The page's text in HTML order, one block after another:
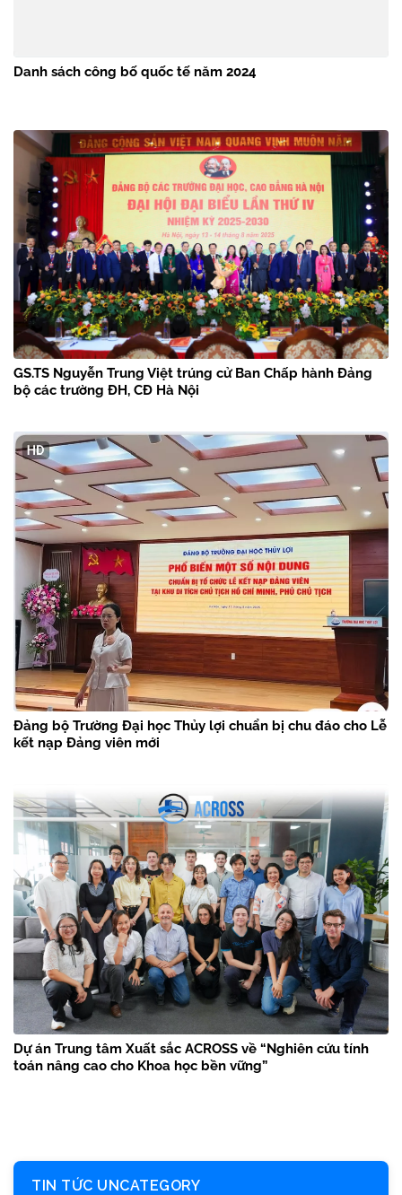
Danh sách công bố quốc tế năm 2024
GS.TS Nguyễn Trung Việt trúng cử Ban Chấp hành Đảng
bộ các trường ĐH, CĐ Hà Nội
Đảng bộ Trường Đại học Thủy lợi chuẩn bị chu đáo cho Lễ
kết nạp Đảng viên mới
Dự án Trung tâm Xuất sắc ACROSS về “Nghiên cứu tính
toán nâng cao cho Khoa học bền vững”
TIN TỨC UNCATEGORY